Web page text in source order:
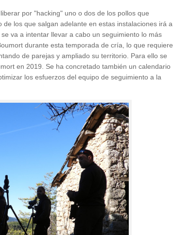
por "hacking" uno o dos de los pollos que
los que salgan adelante en estas instalaciones irá a
va a intentar llevar a cabo un seguimiento lo más
durante esta temporada de cría, lo que requiere
de parejas y ampliado su territorio. Para ello se
en 2019. Se ha concretado también un calendario
los esfuerzos del equipo de seguimiento a la